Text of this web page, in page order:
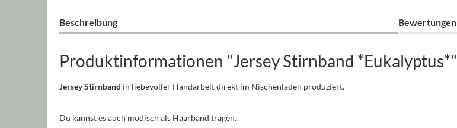
Beschreibung Bewertungen
Produktinformationen "Jersey Stirnband *Eukalyptus*"
Jersey Stirnband in liebevoller Handarbeit direkt im Nischenladen produziert.
Du kannst es auch modisch als Haarband tragen.